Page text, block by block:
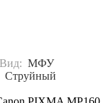
Вид: МФУ
Струйный